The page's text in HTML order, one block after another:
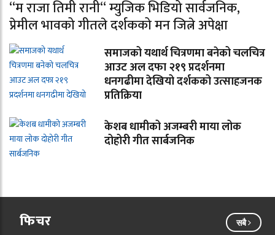
“म राजा तिमी रानी“ म्युजिक भिडियो सार्वजनिक,
प्रेमील भावको गीतले दर्शकको मन जित्ने अपेक्षा
समाजको यथार्थ चित्रणमा बनेको चलचित्र
आउट अल दफा २१९ प्रदर्शनमा
धनगढीमा देखियो दर्शकको उत्साहजनक
प्रतिक्रिया
केशब धामीको अजम्बरी माया लोक
दोहोरी गीत सार्बजनिक
फिचर सबै